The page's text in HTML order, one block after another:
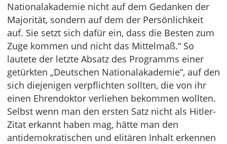
Nationalakademie nicht auf dem Gedanken der
Majorität, sondern auf dem der Persönlichkeit
auf. Sie setzt sich dafür ein, dass die Besten zum
Zuge kommen und nicht das Mittelmaß.“ So
lautete der letzte Absatz des Programms einer
getürkten „Deutschen Nationalakademie“, auf den
sich diejenigen verpflichten sollten, die von ihr
einen Ehrendoktor verliehen bekommen wollten.
Selbst wenn man den ersten Satz nicht als Hitler-
Zitat erkannt haben mag, hätte man den
antidemokratischen und elitären Inhalt erkennen